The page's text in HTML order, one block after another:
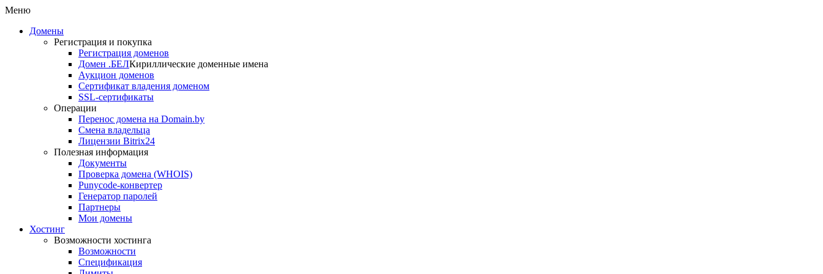
Меню
Домены
Регистрация и покупка
Регистрация доменов
Домен .БЕЛКириллические доменные имена
Аукцион доменов
Сертификат владения доменом
SSL-сертификаты
Операции
Перенос домена на Domain.by
Смена владельца
Лицензии Bitrix24
Полезная информация
Документы
Проверка домена (WHOIS)
Punycode-конвертер
Генератор паролей
Партнеры
Мои домены
Хостинг
Возможности хостинга
Возможности
Спецификация